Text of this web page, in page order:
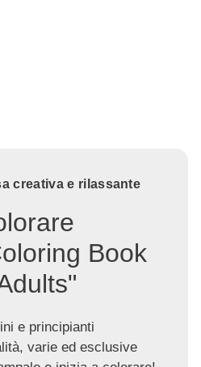
creativa e rilassante
Book
e principianti
varie ed esclusive